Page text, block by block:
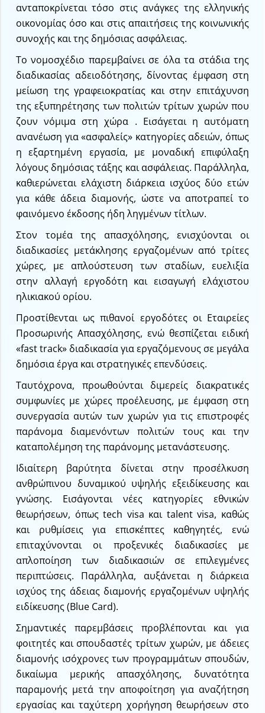
ανταποκρίνεται τόσο στις ανάγκες της ελληνικής
οικονομίας όσο και στις απαιτήσεις της κοινωνικής
συνοχής και της δημόσιας ασφάλειας.
Το νομοσχέδιο παρεμβαίνει σε όλα τα στάδια της
διαδικασίας αδειοδότησης, δίνοντας έμφαση στη
μείωση της γραφειοκρατίας και στην επιτάχυνση
της εξυπηρέτησης των πολιτών τρίτων χωρών που
ζουν νόμιμα στη χώρα . Εισάγεται η αυτόματη
ανανέωση για «ασφαλείς» κατηγορίες αδειών, όπως
η εξαρτημένη εργασία, με μοναδική επιφύλαξη
λόγους δημόσιας τάξης και ασφάλειας. Παράλληλα,
καθιερώνεται ελάχιστη διάρκεια ισχύος δύο ετών
για κάθε άδεια διαμονής, ώστε να αποτραπεί το
φαινόμενο έκδοσης ήδη ληγμένων τίτλων.
Στον τομέα της απασχόλησης, ενισχύονται οι
διαδικασίες μετάκλησης εργαζομένων από τρίτες
χώρες, με απλούστευση των σταδίων, ευελιξία
στην αλλαγή εργοδότη και εισαγωγή ελάχιστου
ηλικιακού ορίου.
Προστίθενται ως πιθανοί εργοδότες οι Εταιρείες
Προσωρινής Απασχόλησης, ενώ θεσπίζεται ειδική
«fast track» διαδικασία για εργαζόμενους σε μεγάλα
δημόσια έργα και στρατηγικές επενδύσεις.
Ταυτόχρονα, προωθούνται διμερείς διακρατικές
συμφωνίες με χώρες προέλευσης, με έμφαση στη
συνεργασία αυτών των χωρών για τις επιστροφές
παράνομα διαμενόντων πολιτών τους και την
καταπολέμηση της παράνομης μετανάστευσης.
Ιδιαίτερη βαρύτητα δίνεται στην προσέλκυση
ανθρώπινου δυναμικού υψηλής εξειδίκευσης και
γνώσης. Εισάγονται νέες κατηγορίες εθνικών
θεωρήσεων, όπως tech visa και talent visa, καθώς
και ρυθμίσεις για επισκέπτες καθηγητές, ενώ
επιταχύνονται οι προξενικές διαδικασίες με
απλοποίηση των διαδικασιών σε επιλεγμένες
περιπτώσεις. Παράλληλα, αυξάνεται η διάρκεια
ισχύος της άδειας διαμονής εργαζομένων υψηλής
ειδίκευσης (Blue Card).
Σημαντικές παρεμβάσεις προβλέπονται και για
φοιτητές και σπουδαστές τρίτων χωρών, με άδειες
διαμονής ισόχρονες των προγραμμάτων σπουδών,
δικαίωμα μερικής απασχόλησης, δυνατότητα
παραμονής μετά την αποφοίτηση για αναζήτηση
εργασίας και ταχύτερη χορήγηση θεωρήσεων στο